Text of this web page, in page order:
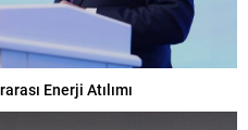
Enerji Atılımı